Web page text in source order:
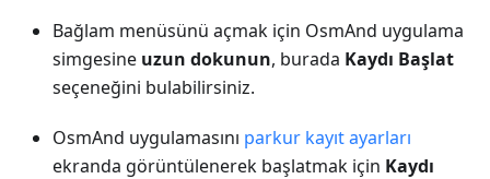
Bağlam menüsünü açmak için OsmAnd uygulama
simgesine uzun dokunun, burada Kaydı Başlat
seçeneğini bulabilirsiniz.
OsmAnd uygulamasını parkur kayıt ayarları
ekranda görüntülenerek başlatmak için Kaydı